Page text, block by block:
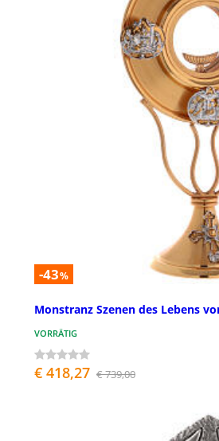
-43%
Monstranz Szenen des Lebens
VORRÄTIG
€ 418,27 € 739,00